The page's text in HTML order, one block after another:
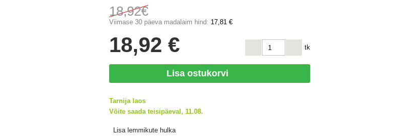
18,92€
Viimase 30 päeva madalaim hind: 17,81 €
18,92 € tk
Lisa ostukorvi
Tarnija laos
Võite saada teisipäeval, 11.08.
Lisa lemmikute hulka